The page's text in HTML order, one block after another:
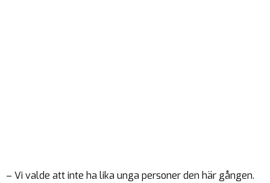
– Vi valde att inte ha lika unga personer den här gången.